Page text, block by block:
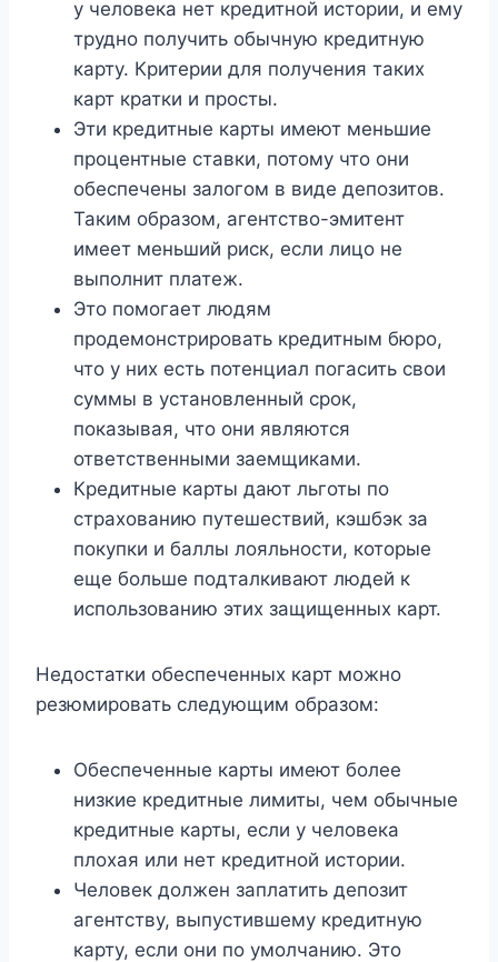
у человека нет кредитной истории, и ему
трудно получить обычную кредитную
карту. Критерии для получения таких
карт кратки и просты.
Эти кредитные карты имеют меньшие
процентные ставки, потому что они
обеспечены залогом в виде депозитов.
Таким образом, агентство-эмитент
имеет меньший риск, если лицо не
выполнит платеж.
Это помогает людям
продемонстрировать кредитным бюро,
что у них есть потенциал погасить свои
суммы в установленный срок,
показывая, что они являются
ответственными заемщиками.
Кредитные карты дают льготы по
страхованию путешествий, кэшбэк за
покупки и баллы лояльности, которые
еще больше подталкивают людей к
использованию этих защищенных карт.
Недостатки обеспеченных карт можно
резюмировать следующим образом:
Обеспеченные карты имеют более
низкие кредитные лимиты, чем обычные
кредитные карты, если у человека
плохая или нет кредитной истории.
Человек должен заплатить депозит
агентству, выпустившему кредитную
карту, если они по умолчанию. Это